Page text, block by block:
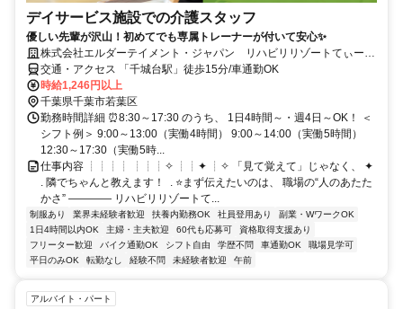
デイサービス施設での介護スタッフ
優しい先輩が沢山！初めてでも専属トレーナーが付いて安心✨
株式会社エルダーテイメント・ジャパン リハビリリゾートてぃー
だ 千城台
交通・アクセス 「千城台駅」徒歩15分/車通勤OK
時給1,246円以上
千葉県千葉市若葉区
勤務時間詳細 ⏰8:30～17:30 のうち、 1日4時間～・週4日～OK！ ＜
シフト例＞ 9:00～13:00（実働4時間） 9:00～14:00（実働5時間）
12:30～17:30（実働5時...
仕事内容 ┊┊┊┊ ‎┊┊┊✧ ‎┊┊✦ ‎┊✧ 「見て覚えて」じゃなく、 ‎✦
. 隣でちゃんと教えます！ ‎ . ⭐まず伝えたいのは、 職場の“人のあたた
かさ” ―――― リハビリリゾートて...
制服あり 業界未経験者歓迎 扶養内勤務OK 社員登用あり
副業・WワークOK
1日4時間以内OK
主婦・主夫歓迎 60代も応募可
資格取得支援あり
フリーター歓迎
バイク通勤OK シフト自由 学歴不問 車通勤OK
職場見学可
平日のみOK
転勤なし 経験不問 未経験者歓迎 午前
アルバイト・パート